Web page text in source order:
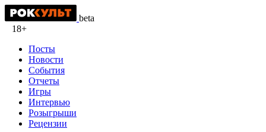
beta
18+
Посты
Новости
События
Отчеты
Игры
Интервью
Розыгрыши
Рецензии